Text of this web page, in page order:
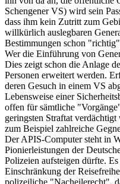
Schengener VS) wird sein
dass ihm kein Zutritt zum
willkürlich auslegbaren
Bestimmungen schon
Wer die Einführung von
Dies zeigt schon die Anlage
Personen erweitert werden.
deren Gesuch in einem VS
Lebensweise einer
offen für sämtliche
geringsten Straftat
zum Beispiel zahlreiche
Der APIS-Computer steht in
Pionierleistungen der
Polizeien aufsteigen dürfte.
Einschränkung der
polizeiliche "Nacheilerecht",